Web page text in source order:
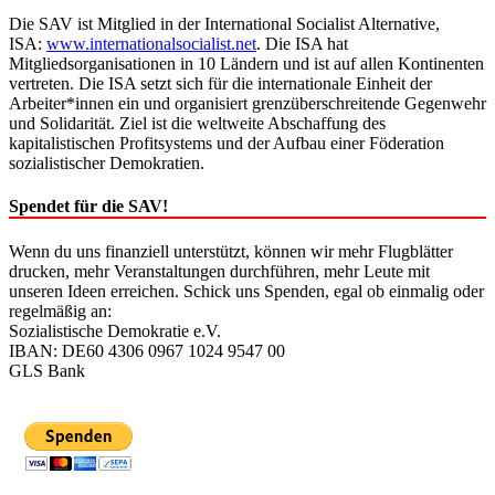
Die SAV ist Mitglied in der International Socialist Alternative,
ISA: www.internationalsocialist.net. Die ISA hat
Mitgliedsorganisationen in 10 Ländern und ist auf allen Kontinenten
vertreten. Die ISA setzt sich für die internationale Einheit der
Arbeiter*innen ein und organisiert grenzüberschreitende Gegenwehr
und Solidarität. Ziel ist die weltweite Abschaffung des
kapitalistischen Profitsystems und der Aufbau einer Föderation
sozialistischer Demokratien.
Spendet für die SAV!
Wenn du uns finanziell unterstützt, können wir mehr Flugblätter
drucken, mehr Veranstaltungen durchführen, mehr Leute mit
unseren Ideen erreichen. Schick uns Spenden, egal ob einmalig oder
regelmäßig an:
Sozialistische Demokratie e.V.
IBAN: DE60 4306 0967 1024 9547 00
GLS Bank